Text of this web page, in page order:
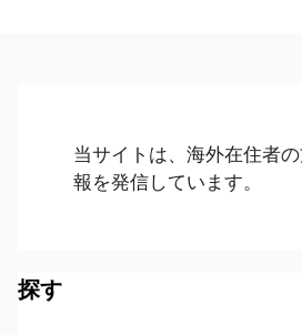
当サイトは、海外在住者
報を発信しています。
探す